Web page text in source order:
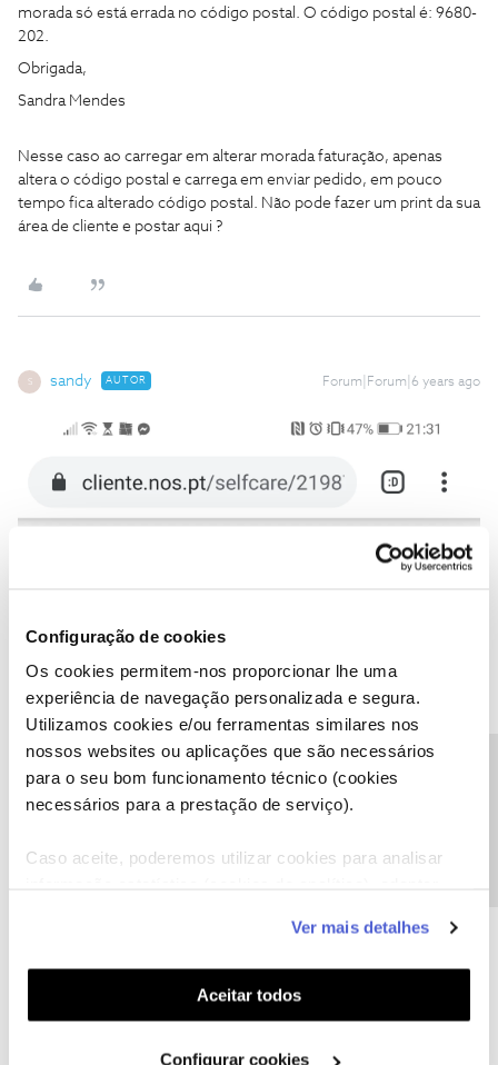
Configuração de cookies
Os cookies permitem-nos proporcionar lhe uma
experiência de navegação personalizada e segura.
Utilizamos cookies e/ou ferramentas similares nos
nossos websites ou aplicações que são necessários
para o seu bom funcionamento técnico (cookies
necessários para a prestação de serviço).
Caso aceite, poderemos utilizar cookies para analisar
funcionalidades (cookies de personalização e
funcionalidade) e adaptar anúncios aos seus interesses
(cookies de publicidade personalizada). Pode gerir a
utilização dos cookies clicando em "Configurar
Ver mais detalhes
Aceitar todos
Configurar cookies
morada só está errada no código postal. O código postal é: 9680-
202.
Obrigada,
Sandra Mendes
Nesse caso ao carregar em alterar morada faturação, apenas
altera o código postal e carrega em enviar pedido, em pouco
tempo fica alterado código postal. Não pode fazer um print da sua
área de cliente e postar aqui ?
S sandy AUTOR Forum|Forum|6 years ago